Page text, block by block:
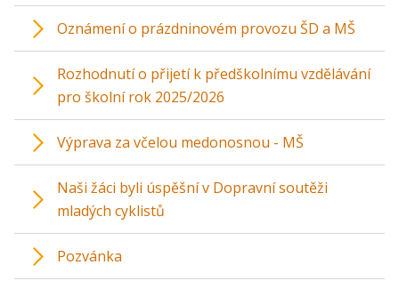
Oznámení o prázdninovém provozu ŠD a MŠ
Rozhodnutí o přijetí k předškolnímu vzdělávání
pro školní rok 2025/2026
Výprava za včelou medonosnou - MŠ
Naši žáci byli úspěšní v Dopravní soutěži
mladých cyklistů
Pozvánka